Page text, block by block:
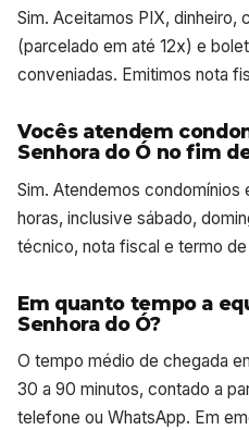
Sim. Aceitamos PIX, dinheiro,
(parcelado em até 12x) e
conveniadas. Emitimos nota
Vocês atendem
Senhora do Ó no fim
Sim. Atendemos condomínios
horas, inclusive sábado,
técnico, nota fiscal e termo
Em quanto tempo a
Senhora do Ó?
O tempo médio de chegada
30 a 90 minutos, contado a
telefone ou WhatsApp. Em